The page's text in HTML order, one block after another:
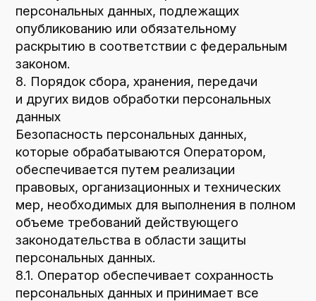
12.2. В данном документе будут отражены
любые изменения политики обработки
персональных данных Оператором.
Политика действует бессрочно до замены
12.3. Актуальная версия Политики
в свободном доступе расположена в сети
Интернет по адресуploshadka-
mebelnaya.ru/privacy